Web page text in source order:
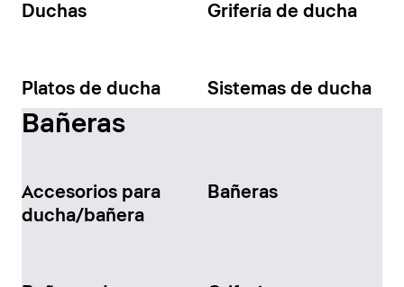
Duchas Grifería de ducha
Platos de ducha Sistemas de ducha
Bañeras
Accesorios para
ducha/bañera
Bañeras